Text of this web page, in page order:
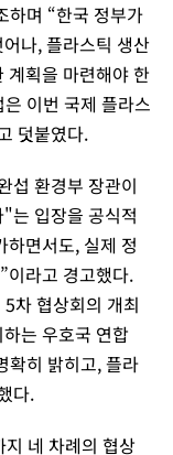
하며 “한국 정부가
나, 플라스틱 생산
계획을 마련해야 한
이번 국제 플라스
덧붙였다.
섭 환경부 장관이
는 입장을 공식적
면서도, 실제 정
이라고 경고했다.
차 협상회의 개최
는 우호국 연합
확히 밝히고, 플라
다.
네 차례의 협상